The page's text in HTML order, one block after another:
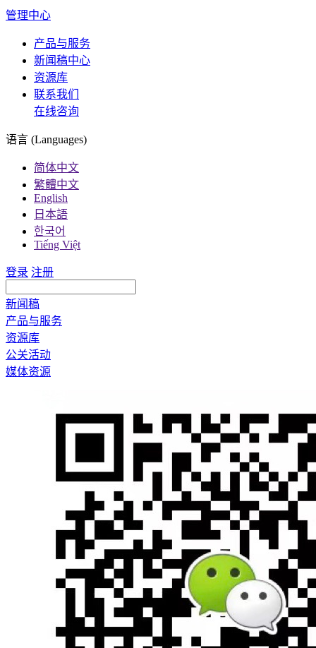
管理中心
产品与服务
新闻稿中心
资源库
联系我们
在线咨询
语言 (Languages)
简体中文
繁體中文
English
日本語
한국어
Tiếng Việt
登录 注册
新闻稿
产品与服务
资源库
公关活动
媒体资源